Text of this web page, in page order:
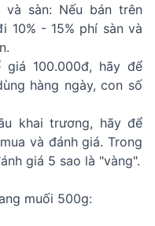
sàn: Nếu bán trên
10% - 15% phí sàn và
100.000đ, hãy để
hàng ngày, con số
khai trương, hãy để
và đánh giá. Trong
giá 5 sao là "vàng".
muối 500g: